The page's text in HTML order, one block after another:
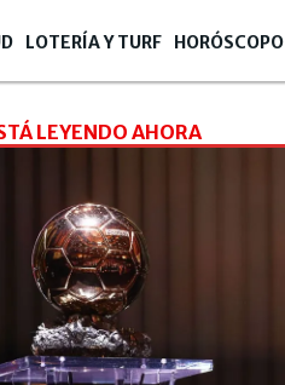
LOTERÍA Y TURF HORÓSCOPO
LEYENDO AHORA